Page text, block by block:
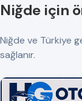
Niğde için
Niğde ve Türkiye
sağlanır.